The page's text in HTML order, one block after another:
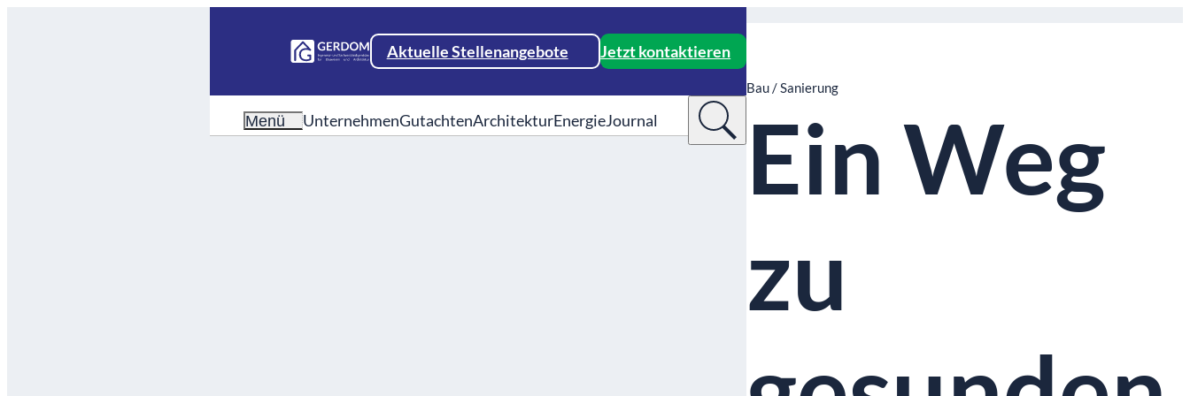
Aktuelle Stellenangebote Jetzt kontaktieren
Menü UnternehmenGutachtenArchitekturEnergieJournal
Bau / Sanierung
Ein Weg
zu